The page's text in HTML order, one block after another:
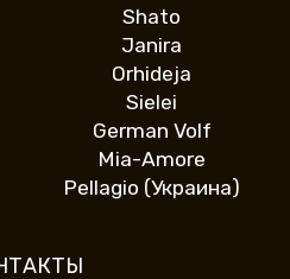
Shato
Janira
Orhideja
Sielei
German Volf
Mia-Amore
Pellagio (Украина)